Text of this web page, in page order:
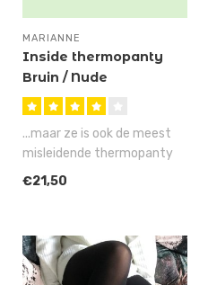
MARIANNE
Inside thermopanty
Bruin / Nude
...maar ze is ook de meest
misleidende thermopanty
want als je haar hebt
€21,50